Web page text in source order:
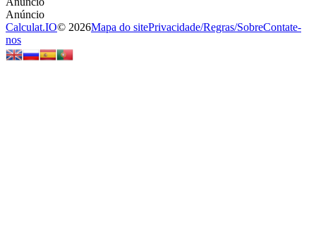
Calculat.IO© 2026Mapa do sitePrivacidade/Regras/SobreContate-
nos